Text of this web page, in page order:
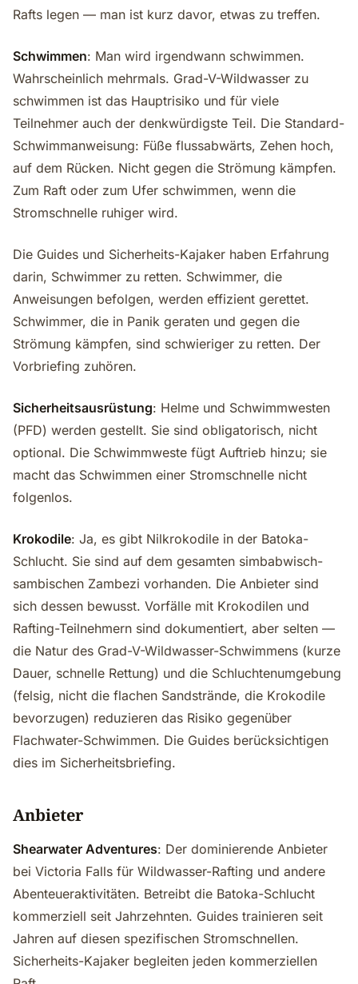
Rafts legen — man ist kurz davor, etwas zu treffen.
Schwimmen: Man wird irgendwann schwimmen.
Wahrscheinlich mehrmals. Grad-V-Wildwasser zu
schwimmen ist das Hauptrisiko und für viele
Teilnehmer auch der denkwürdigste Teil. Die Standard-
Schwimmanweisung: Füße flussabwärts, Zehen hoch,
auf dem Rücken. Nicht gegen die Strömung kämpfen.
Zum Raft oder zum Ufer schwimmen, wenn die
Stromschnelle ruhiger wird.
Die Guides und Sicherheits-Kajaker haben Erfahrung
darin, Schwimmer zu retten. Schwimmer, die
Anweisungen befolgen, werden effizient gerettet.
Schwimmer, die in Panik geraten und gegen die
Strömung kämpfen, sind schwieriger zu retten. Der
Vorbriefing zuhören.
Sicherheitsausrüstung: Helme und Schwimmwesten
(PFD) werden gestellt. Sie sind obligatorisch, nicht
optional. Die Schwimmweste fügt Auftrieb hinzu; sie
macht das Schwimmen einer Stromschnelle nicht
folgenlos.
Krokodile: Ja, es gibt Nilkrokodile in der Batoka-
Schlucht. Sie sind auf dem gesamten simbabwisch-
sambischen Zambezi vorhanden. Die Anbieter sind
sich dessen bewusst. Vorfälle mit Krokodilen und
Rafting-Teilnehmern sind dokumentiert, aber selten —
die Natur des Grad-V-Wildwasser-Schwimmens (kurze
Dauer, schnelle Rettung) und die Schluchtenumgebung
(felsig, nicht die flachen Sandstrände, die Krokodile
bevorzugen) reduzieren das Risiko gegenüber
Flachwater-Schwimmen. Die Guides berücksichtigen
dies im Sicherheitsbriefing.
Anbieter
Shearwater Adventures: Der dominierende Anbieter
bei Victoria Falls für Wildwasser-Rafting und andere
Abenteueraktivitäten. Betreibt die Batoka-Schlucht
kommerziell seit Jahrzehnten. Guides trainieren seit
Jahren auf diesen spezifischen Stromschnellen.
Sicherheits-Kajaker begleiten jeden kommerziellen